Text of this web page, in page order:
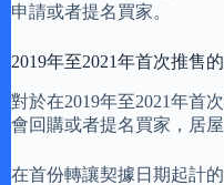
申請或者提名買家。
2019年至2021年首次推售
對於在2019年至2021年首
會回購或者提名買家，居
在首份轉讓契據日期起計